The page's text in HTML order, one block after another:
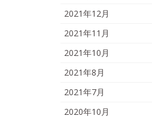
2021年12月
2021年11月
2021年10月
2021年8月
2021年7月
2020年10月